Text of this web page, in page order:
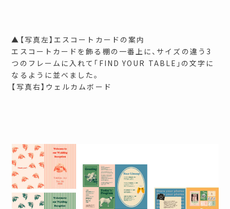
▲【写真左】エスコートカードの案内
エスコートカードを飾る棚の一番上に、サイズの違う3
つのフレームに入れて「FIND YOUR TABLE」の文字に
なるように並べました。
【写真右】ウェルカムボード